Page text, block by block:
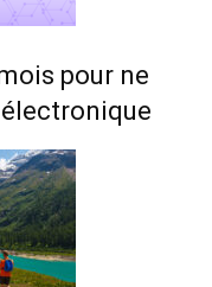
pour ne